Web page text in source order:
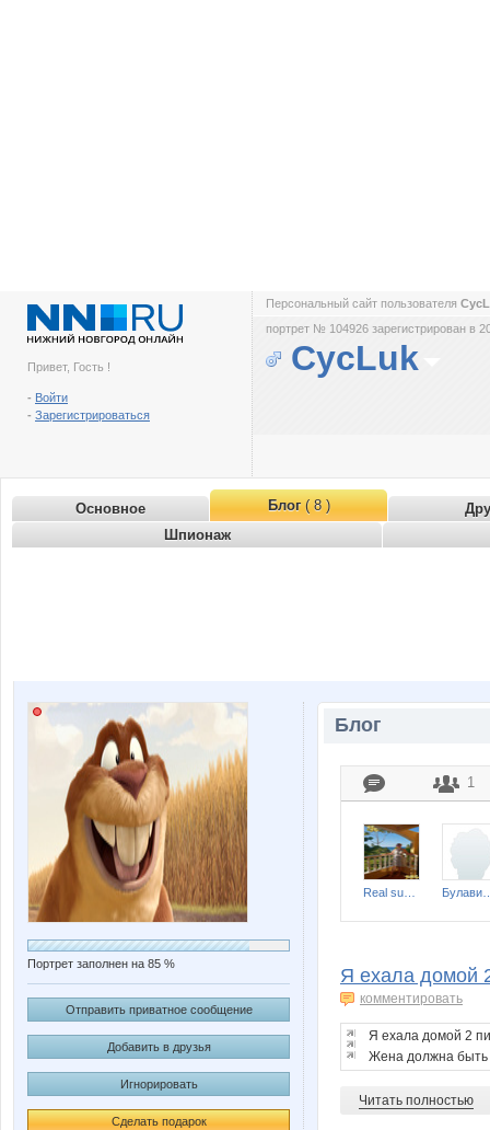
Привет, Гость !
- Войти
- Зарегистрироваться
Персональный сайт пользователя
портрет № 104926 зарегистрирован в
CycLuk
Основное Блог( 8 )
Шпионаж
Портрет заполнен на 85 %
Отправить приватное сообщение
Добавить в друзья
Игнорировать
Сделать подарок
Блог
1
Я ехала домой
комментировать
Я ехала домой 2
Жена должна быть
Читать полностью